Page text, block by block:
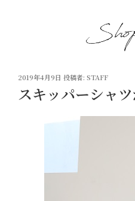
投
日:
2019年4月9日 投稿者: STAFF
スキッパーシャ